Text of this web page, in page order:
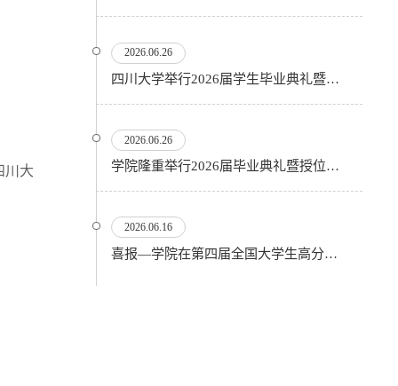
川大
2026.06.26
四川大学举行2026届学生毕业典礼暨学位授予仪式
2026.06.26
​学院隆重举行2026届毕业典礼暨授位仪式
2026.06.16
喜报—学院在第四届全国大学生高分子材料实验实践虚拟仿真大赛再创佳绩